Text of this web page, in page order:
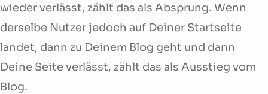
wieder verlässt, zählt das als Absprung. Wenn
derselbe Nutzer jedoch auf Deiner Startseite
landet, dann zu Deinem Blog geht und dann
Deine Seite verlässt, zählt das als Ausstieg vom
Blog.